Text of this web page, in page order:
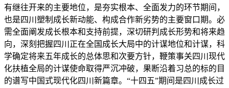
有继往开来的主要地位，是夯实根本、全面发力的环节期间，
也是四川塑制成长新动能、构成合作新劣势的主要窗口期。必
需全面阐发成长根本和支持前提，深切研判成长形势和将来趋
向，深刻把握四川正在全国成长大局中的计谋地位和计谋，科
学确定将来五年成长的总体思和次要方针，鞭策事关四川现代
化扶植全局的计谋使命取得严沉冲破，果断沿着习总的标的目
的谱写中国式现代化四川新篇章。“十四五”期间是四川成长过